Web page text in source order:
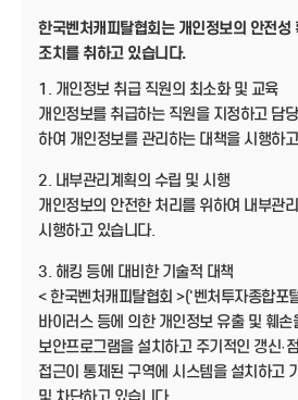
한국벤처캐피탈협회는 개인정보의 안전성
조치를 취하고 있습니다.
1. 개인정보 취급 직원의 최소화 및 교육
개인정보를 취급하는 직원을 지정하고 담
하여 개인정보를 관리하는 대책을 시행하
2. 내부관리계획의 수립 및 시행
개인정보의 안전한 처리를 위하여 내부관
시행하고 있습니다.
3. 해킹 등에 대비한 기술적 대책
< 한국벤처캐피탈협회 >('벤처투자종합포
바이러스 등에 의한 개인정보 유출 및 훼손
보안프로그램을 설치하고 주기적인 갱신·
접근이 통제된 구역에 시스템을 설치하고